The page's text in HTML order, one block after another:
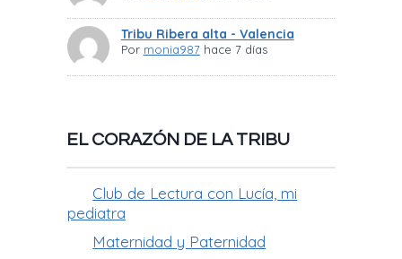
Tribu Ribera alta - Valencia
Por monia987 hace 7 días
EL CORAZÓN DE LA TRIBU
Club de Lectura con Lucía, mi
pediatra
Maternidad y Paternidad